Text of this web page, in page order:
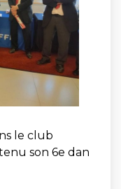
le club
son 6e dan